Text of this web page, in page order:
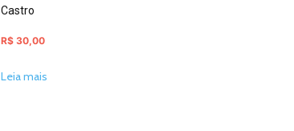
Castro
R$ 30,00
Leia mais